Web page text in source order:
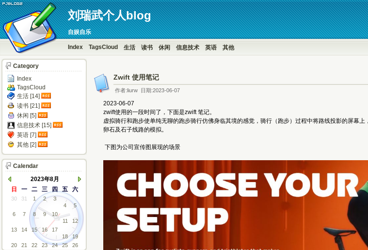
刘瑞武个人blog
自娱自乐
Index TagsCloud 生活 读书 休闲 信息技术 英语 其他
Zwift 使用笔记
作者:liurw 日期:2023-06-07
2023-06-07
zwift使用的一段时间了，下面是zwift 笔记。
虚拟骑行和跑步使单纯无聊的跑步骑行仿佛身临其境的感觉，骑行（跑步）过程中将路线投影的屏幕
卵石及石子线路的模拟。
下图为公司宣传图展现的场景
Category
Index
TagsCloud
生活 [14]
读书 [21]
休闲 [5]
信息技术 [15]
英语 [7]
其他 [2]
Calendar
2023年8月
日
一 二 三 四 五 六
30 31 1 2
3
4
5
6
7 8 9
10
11
12
13
14 15 16
17
18
19
20
21 22 23 24 25
26